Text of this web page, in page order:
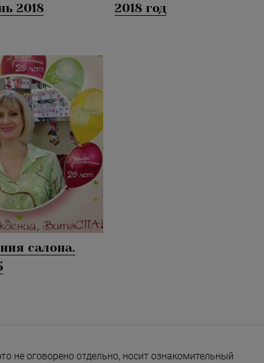
2018
2018 год
салона.
не оговорено отдельно, носит ознакомительный